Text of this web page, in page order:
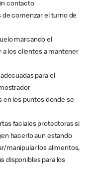
contacto
de comenzar el turno de
marcando el
a los clientes a mantener
para el
en los puntos donde se
faciales protectoras si
hacerlo aun estando
manipular los alimentos,
disponibles para los